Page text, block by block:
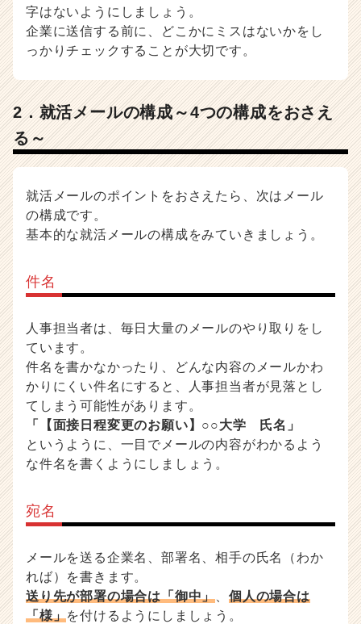
字はないようにしましょう。
企業に送信する前に、どこかにミスはないかをし
っかりチェックすることが大切です。
2．就活メールの構成～4つの構成をおさえ
る～
就活メールのポイントをおさえたら、次はメール
の構成です。
基本的な就活メールの構成をみていきましょう。
件名
人事担当者は、毎日大量のメールのやり取りをし
ています。
件名を書かなかったり、どんな内容のメールかわ
かりにくい件名にすると、人事担当者が見落とし
てしまう可能性があります。
「【面接日程変更のお願い】○○大学 氏名」
というように、一目でメールの内容がわかるよう
な件名を書くようにしましょう。
宛名
メールを送る企業名、部署名、相手の氏名（わか
れば）を書きます。
送り先が部署の場合は「御中」 、個人の場合は
「様」を付けるようにしましょう。